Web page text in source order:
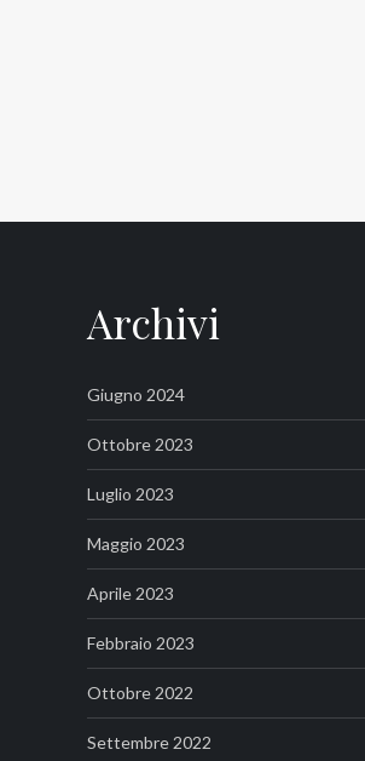
Archivi
Giugno 2024
Ottobre 2023
Luglio 2023
Maggio 2023
Aprile 2023
Febbraio 2023
Ottobre 2022
Settembre 2022